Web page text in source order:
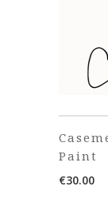
Paint
€30.00